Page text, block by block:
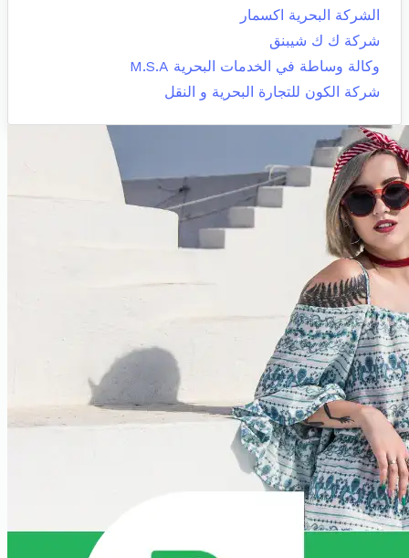
الشركة البحرية اكسمار
شركة ك ك شيبنق
وكالة وساطة في الخدمات البحرية M.S.A
شركة الكون للتجارة البحرية و النقل